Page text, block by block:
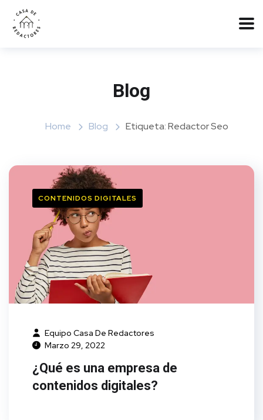
Blog
Home Blog Etiqueta: Redactor Seo
CONTENIDOS DIGITALES
Equipo Casa De Redactores
Marzo 29, 2022
¿Qué es una empresa de
contenidos digitales?